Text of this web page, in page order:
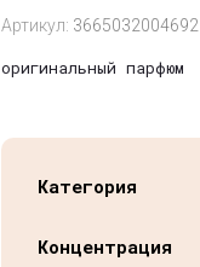
Артикул: 3665032004692
оригинальный парфюм
Категория
Концентрация